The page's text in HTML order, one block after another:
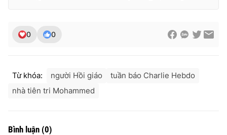
0 0
Từ khóa: người Hồi giáo
tuần báo Charlie Hebdo
nhà tiên tri Mohammed
Bình luận (0)